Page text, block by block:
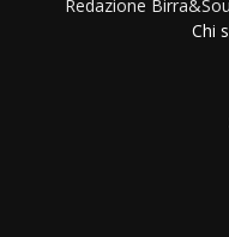
Redazione
Chi